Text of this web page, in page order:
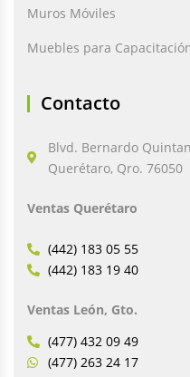
Muros Móviles
Muebles para
Contacto
Blvd. Bernardo
Querétaro, Qro. 76050
Ventas Querétaro
(442) 183 05 55
(442) 183 19 40
Ventas León, Gto.
(477) 432 09 49
(477) 263 24 17